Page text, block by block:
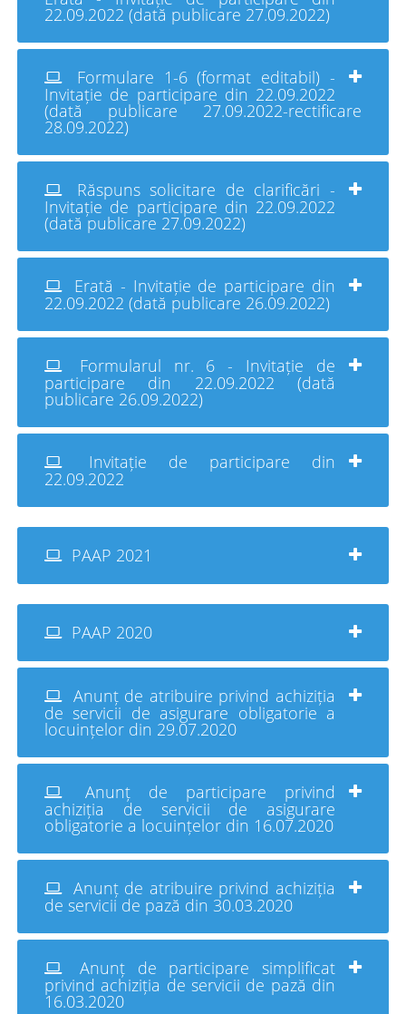
22.09.2022 (dată publicare 27.09.2022)
Formulare 1-6 (format editabil) -
Invitație de participare din 22.09.2022
(dată publicare 27.09.2022-rectificare
28.09.2022)
Răspuns solicitare de clarificări -
Invitație de participare din 22.09.2022
(dată publicare 27.09.2022)
Erată - Invitație de participare din
22.09.2022 (dată publicare 26.09.2022)
Formularul nr. 6 - Invitație de
participare din 22.09.2022 (dată
publicare 26.09.2022)
Invitație de participare din
22.09.2022
PAAP 2021
PAAP 2020
Anunț de atribuire privind achiziția
de servicii de asigurare obligatorie a
locuințelor din 29.07.2020
Anunț de participare privind
achiziția de servicii de asigurare
obligatorie a locuințelor din 16.07.2020
Anunț de atribuire privind achiziția
de servicii de pază din 30.03.2020
Anunț de participare simplificat
privind achiziția de servicii de pază din
16.03.2020